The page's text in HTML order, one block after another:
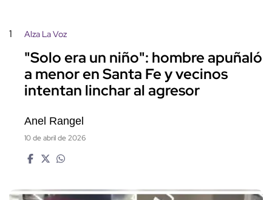
1 Alza La Voz
"Solo era un niño": hombre apuñaló
a menor en Santa Fe y vecinos
intentan linchar al agresor
Anel Rangel
10 de abril de 2026